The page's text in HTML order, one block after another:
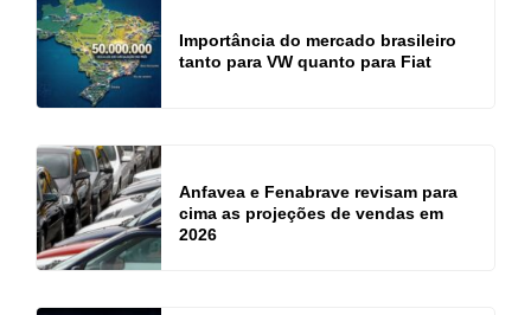
Importância do mercado brasileiro
tanto para VW quanto para Fiat
Anfavea e Fenabrave revisam para
cima as projeções de vendas em
2026